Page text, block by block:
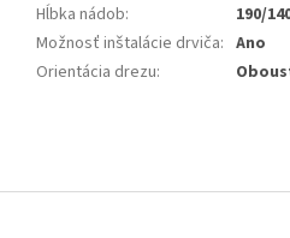
Hĺbka nádob:
190/
Možnosť inštalácie drviča: Ano
Orientácia drezu:
á